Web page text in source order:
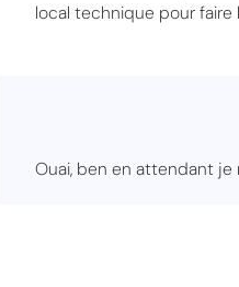
local technique pour
Ouai, ben en attendant